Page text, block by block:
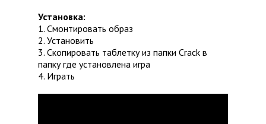
Установка:
1. Смонтировать образ
2. Установить
3. Скопировать таблетку из папки Crack в
папку где установлена игра
4. Играть